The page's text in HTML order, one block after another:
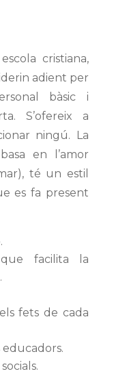
cristiana,
adient per
bàsic i
S’ofereix a
ningú. La
en l’amor
té un estil
es fa present
facilita la
fets de cada
educadors.